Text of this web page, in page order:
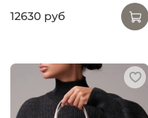
12630 руб